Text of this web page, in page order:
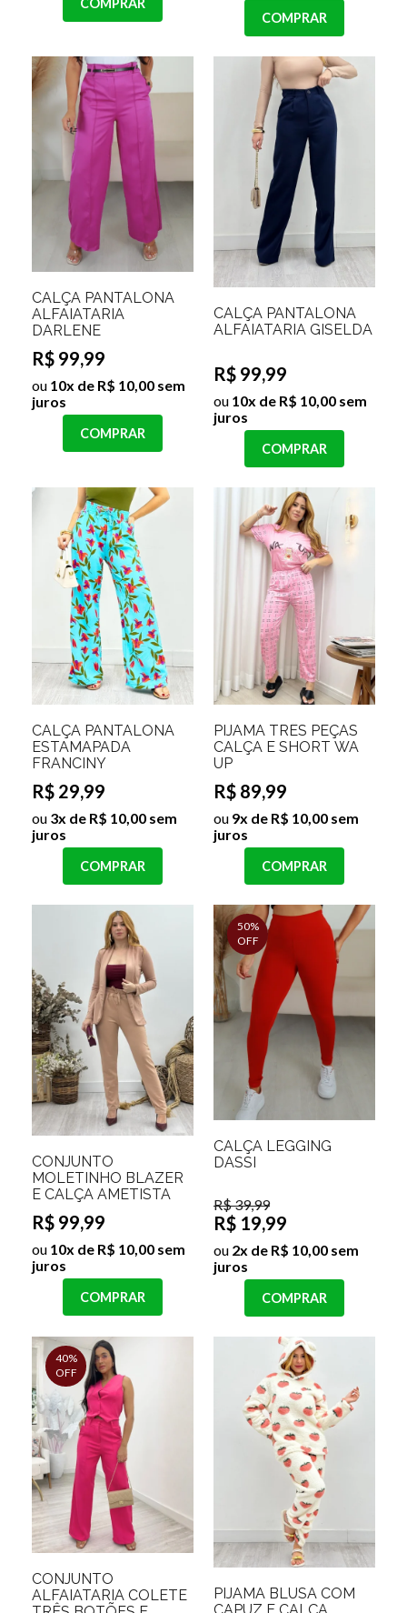
COMPRAR
COMPRAR
CALÇA PANTALONA
ALFAIATARIA
DARLENE
R$ 99,99
ou 10x de R$ 10,00 sem
juros
COMPRAR
CALÇA PANTALONA
ALFAIATARIA GISELDA
R$ 99,99
ou 10x de R$ 10,00 sem
juros
COMPRAR
CALÇA PANTALONA
ESTAMAPADA
FRANCINY
R$ 29,99
ou 3x de R$ 10,00 sem
juros
COMPRAR
PIJAMA TRÊS PEÇAS
CALÇA E SHORT WA
UP
R$ 89,99
ou 9x de R$ 10,00 sem
juros
COMPRAR
CONJUNTO
MOLETINHO BLAZER
E CALÇA AMETISTA
R$ 99,99
ou 10x de R$ 10,00 sem
juros
COMPRAR
50%
OFF
CALÇA LEGGING
DASSI
R$ 39,99
R$ 19,99
ou 2x de R$ 10,00 sem
juros
COMPRAR
40%
OFF
CONJUNTO
ALFAIATARIA COLETE
PIJAMA BLUSA COM